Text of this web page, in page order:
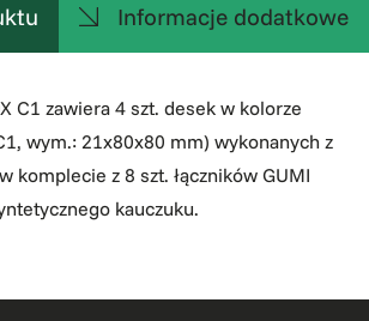
Informacje dodatkowe
C1 zawiera 4 szt. desek w kolorze
wym.: 21x80x80 mm) wykonanych z
komplecie z 8 szt. łączników GUMI
kauczuku.